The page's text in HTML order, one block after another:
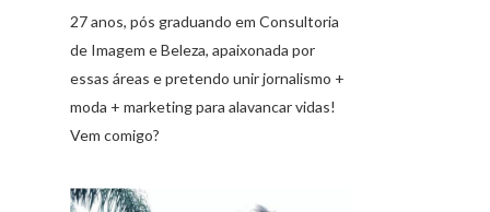
27 anos, pós graduando em Consultoria
de Imagem e Beleza, apaixonada por
essas áreas e pretendo unir jornalismo +
moda + marketing para alavancar vidas!
Vem comigo?